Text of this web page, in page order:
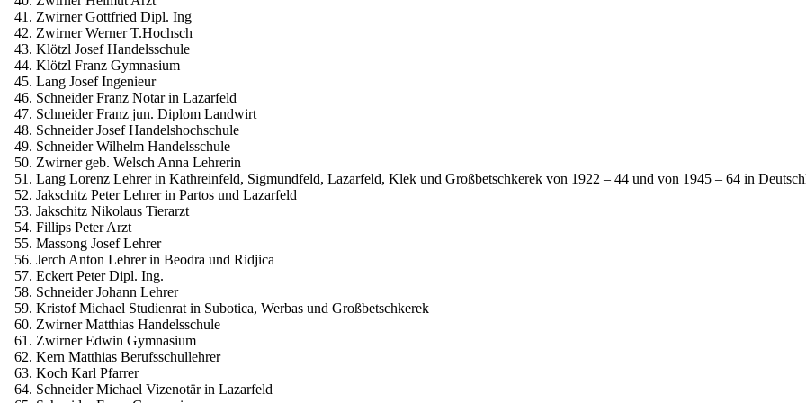
41. Zwirner Gottfried Dipl. Ing
42. Zwirner Werner T.Hochsch
43. Klötzl Josef Handelsschule
44. Klötzl Franz Gymnasium
45. Lang Josef Ingenieur
46. Schneider Franz Notar in Lazarfeld
47. Schneider Franz jun. Diplom Landwirt
48. Schneider Josef Handelshochschule
49. Schneider Wilhelm Handelsschule
50. Zwirner geb. Welsch Anna Lehrerin
51. Lang Lorenz Lehrer in Kathreinfeld, Sigmundfeld, Lazarfeld, Klek und Großbetschkerek von 1922 – 44 und von 1945 – 64 in
52. Jakschitz Peter Lehrer in Partos und Lazarfeld
53. Jakschitz Nikolaus Tierarzt
54. Fillips Peter Arzt
55. Massong Josef Lehrer
56. Jerch Anton Lehrer in Beodra und Ridjica
57. Eckert Peter Dipl. Ing.
58. Schneider Johann Lehrer
59. Kristof Michael Studienrat in Subotica, Werbas und Großbetschkerek
60. Zwirner Matthias Handelsschule
61. Zwirner Edwin Gymnasium
62. Kern Matthias Berufsschullehrer
63. Koch Karl Pfarrer
64. Schneider Michael Vizenotär in Lazarfeld